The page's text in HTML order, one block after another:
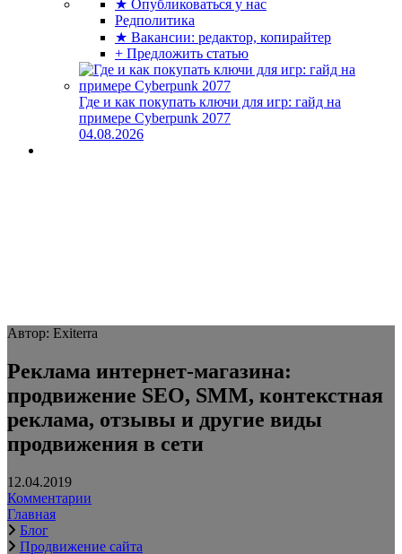
★ Опубликоваться у нас
Редполитика
★ Вакансии: редактор, копирайтер
+ Предложить статью
Где и как покупать ключи для игр: гайд на
примере Cyberpunk 2077
04.08.2026
Автор: Exiterra
Реклама интернет-магазина:
продвижение SEO, SMM, контекстная
реклама, отзывы и другие виды
продвижения в сети
12.04.2019
Комментарии
Главная
Блог
Продвижение сайта